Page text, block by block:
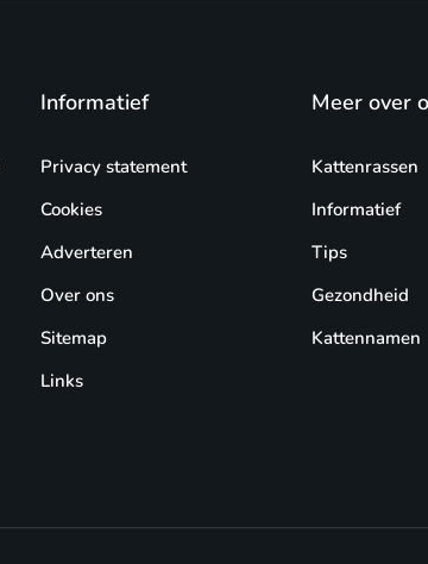
Informatief
Privacy statement
Cookies
Adverteren
Over ons
Sitemap
Links
Meer over
Kattenrassen
Informatief
Tips
Gezondheid
Kattennamen